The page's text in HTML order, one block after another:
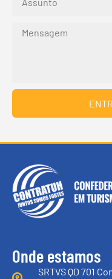
Onde estamos
SRTVS QD 701